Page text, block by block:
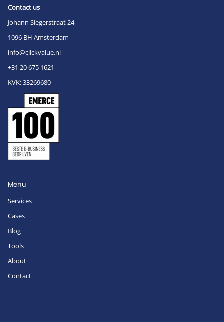
Contact us
Johann Siegerstraat 24
1096 BH Amsterdam
info@clickvalue.nl
+31 20 675 1621
KVK: 33269680
Menu
Services
Cases
Blog
Tools
About
Contact